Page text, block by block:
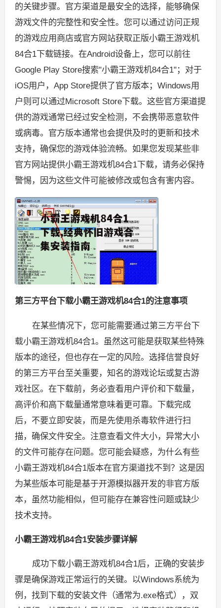
的关键步骤。官方渠道是最安全的选择，能够确保
游戏文件的完整性和安全性。您可以通过访问正规
的游戏应用商店或官方网站获取正版小霸王游戏机
84合1下载链接。在Android设备上，您可以前往
Google Play Store搜索"小霸王游戏机84合1"；对于
iOS用户，App Store提供了官方版本；Windows用
户则可以通过Microsoft Store下载。这些官方渠道提
供的游戏通常已经过安全检测，不会携带恶意软件
或病毒。官方版本通常也会提供及时的更新和技术
支持，确保您的游戏体验流畅。如果您发现某些非
官方网站提供小霸王游戏机84合1下载，请务必保持
警惕，因为这些文件可能被修改或包含有害内容。
第三方平台下载小霸王游戏机84合1的注意事项
在某些情况下，您可能需要通过第三方平台下
载小霸王游戏机84合1。虽然这可能是获取某些特殊
版本的途径，但也存在一定的风险。选择信誉良好
的第三方平台至关重要，知名的游戏论坛或复古游
戏社区。在下载前，务必查看用户评价和下载量，
高评价和高下载量通常意味着更可靠。下载完成
后，不要立即安装，而是先使用杀毒软件进行扫
描，确保文件安全。注意查看文件大小，异常大小
的文件可能存在问题。您可能会疑惑，为什么有些
小霸王游戏机84合1版本在官方渠道找不到？这是因
为某些版本可能是基于开源模拟器开发的非官方版
本，虽然功能相似，但可能存在兼容性问题或缺少
技术支持。
小霸王游戏机84合1安装步骤详解
成功下载小霸王游戏机84合1后，正确的安装步
骤是确保游戏正常运行的关键。以Windows系统为
例，找到下载的安装文件（通常为.exe格式），双